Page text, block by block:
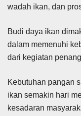
wadah ikan, dan
Budi daya ikan
dalam memenuhi
dari kegiatan
Kebutuhan pangan
ikan semakin hari
kesadaran